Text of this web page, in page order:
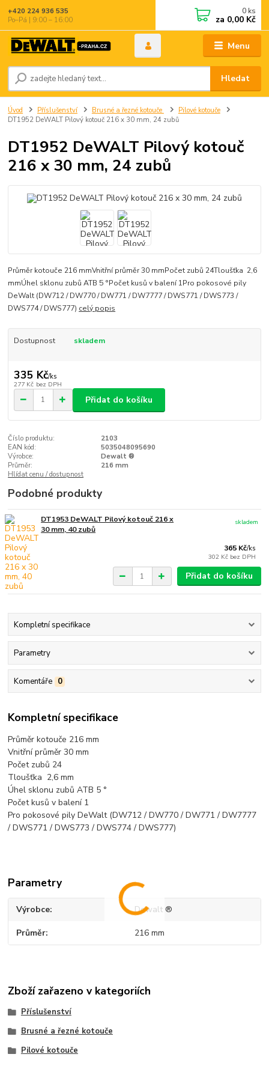
Menu
Hledat
+420 224 936 535
Po–Pá | 9:00 – 16:00
0 ks
za 0,00 Kč
Úvod Příslušenství Brusné a řezné kotouče
Pilové kotouče
DT1952 DeWALT Pilový kotouč 216 x 30 mm, 24 zubů
DT1952 DeWALT Pilový kotouč
216 x 30 mm, 24 zubů
Průměr kotouče 216 mmVnitřní průměr 30 mmPočet zubů 24Tloušťka 2,6
mmÚhel sklonu zubů ATB 5 °Počet kusů v balení 1Pro pokosové pily
DeWalt (DW712 / DW770 / DW771 / DW7777 / DWS771 / DWS773 /
DWS774 / DWS777) celý popis
Dostupnost skladem
335 Kč/ks
277 Kč bez DPH
Přidat do košíku
Číslo produktu:
2103
EAN kód:
5035048095690
Výrobce:
Dewalt ®
Průměr:
216 mm
Hlídat cenu / dostupnost
Podobné produkty
DT1953 DeWALT Pilový kotouč 216 x
30 mm, 40 zubů
365 Kč/ks
302 Kč bez DPH
skladem
Přidat do košíku
Kompletní specifikace
Parametry
Komentáře 0
Kompletní specifikace
Průměr kotouče 216 mm
Vnitřní průměr 30 mm
Počet zubů 24
Tloušťka 2,6 mm
Úhel sklonu zubů ATB 5 °
Počet kusů v balení 1
Pro pokosové pily DeWalt(DW712 / DW770 / DW771 / DW7777
/ DWS771 / DWS773 / DWS774 / DWS777)
Parametry
Výrobce Dewalt ®
Průměr 216 mm
Zboží zařazeno v kategoriích
Příslušenství
Brusné a řezné kotouče
Pilové kotouče